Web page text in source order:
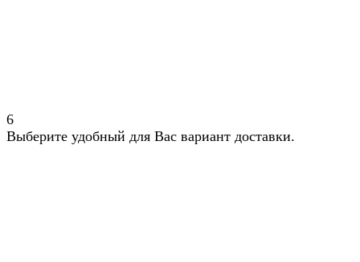
6
Выберите удобный для Вас вариант доставки.